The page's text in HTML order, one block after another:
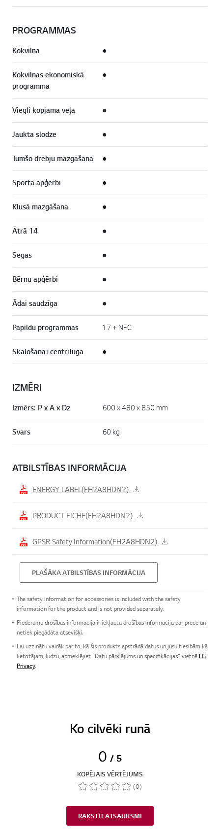
PROGRAMMAS
Kokvilna ●
Kokvilnas ekonomiskā
programma
●
Viegli kopjama veļa ●
Jaukta slodze ●
Tumšo drēbju mazgāšana ●
Sporta apģērbi ●
Klusā mazgāšana ●
Ātrā 14 ●
Segas ●
Bērnu apģērbi ●
Ādai saudzīga ●
Papildu programmas 17 + NFC
Skalošana+centrifūga ●
IZMĒRI
Izmērs: P x A x Dz 600 x 480 x 850 mm
Svars 60 kg
ATBILSTĪBAS INFORMĀCIJA
ENERGY LABEL(FH2A8HDN2)
PRODUCT FICHE(FH2A8HDN2)
GPSR Safety Information(FH2A8HDN2)
PLAŠĀKA ATBILSTĪBAS INFORMĀCIJA
The safety information for accessories is included with the safety
information for the product and is not provided separately.
Piederumu drošības informācija ir iekļauta drošības informācijā par prece un
netiek piegādāta atsevišķi.
Lai uzzinātu vairāk par to, kā šis produkts apstrādā datus un jūsu tiesībām kā
lietotājam, lūdzu, apmeklējiet “Datu pārklājums un specifikācijas” vietnē LG
Privacy.
Ko cilvēki runā
0 / 5
KOPĒJAIS VĒRTĒJUMS
(0)
RAKSTĪT ATSAUKSMI